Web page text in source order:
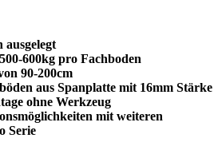
ausgelegt
600kg pro Fachboden
90-200cm
aus Spanplatte mit 16mm Stärke
ohne Werkzeug
mit weiteren
Serie